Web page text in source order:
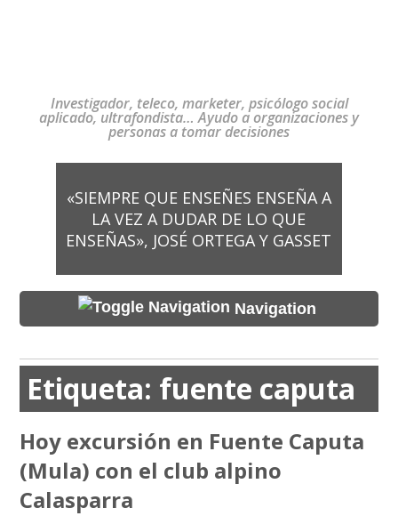
Investigador, teleco, marketer, psicólogo social
aplicado, ultrafondista… Ayudo a organizaciones y
personas a tomar decisiones
«SIEMPRE QUE ENSEÑES ENSEÑA A
LA VEZ A DUDAR DE LO QUE
ENSEÑAS», JOSÉ ORTEGA Y GASSET
Navigation
Etiqueta: fuente caputa
Hoy excursión en Fuente Caputa
(Mula) con el club alpino
Calasparra